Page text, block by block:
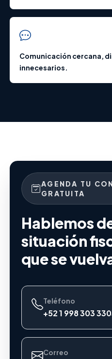
Comunicación cercana,
innecesarios.
AGENDA TU
GRATUITA
Hablemos
situación
que se
Teléfono
+52 1 998 303
Correo